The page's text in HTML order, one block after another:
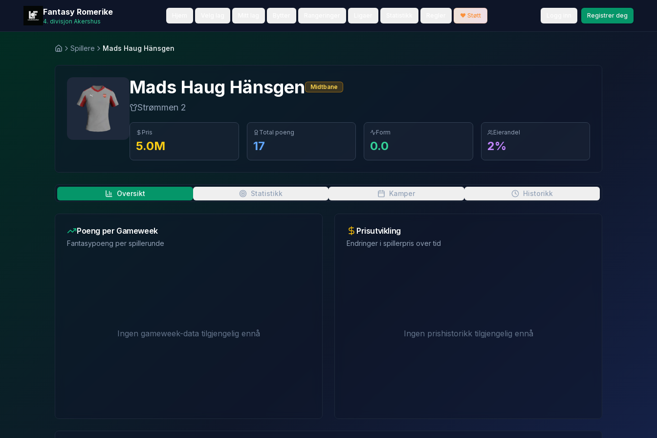
Fantasy Romerike
4. divisjon Akershus
❤️ Støtt Registrer deg
Hjem Spillere Mads Haug Hänsgen
Mads Haug Hänsgen Midtbane
Strømmen 2
Pris
5.0M
Total poeng
17
Form
0.0
Eierandel
2%
Oversikt Statistikk Kamper Historikk
Poeng per Gameweek
Fantasypoeng per spillerunde
Ingen gameweek-data tilgjengelig ennå
Prisutvikling
Endringer i spillerpris over tid
Ingen prishistorikk tilgjengelig ennå
Fantasy Romerike